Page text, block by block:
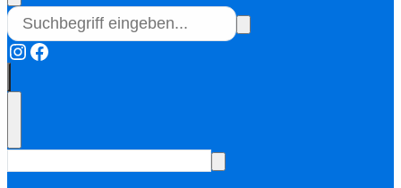
Instagram
Facebook